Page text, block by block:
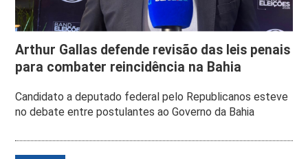
Arthur Gallas defende revisão das leis penais
para combater reincidência na Bahia
Candidato a deputado federal pelo Republicanos esteve
no debate entre postulantes ao Governo da Bahia